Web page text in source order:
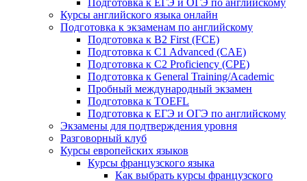
Курсы английского языка онлайн
Подготовка к экзаменам по английскому
Подготовка к B2 First (FCE)
Подготовка к C1 Advanced (CAE)
Подготовка к C2 Proficiency (CPE)
Подготовка к General Training/Academic
Пробный международный экзамен
Подготовка к TOEFL
Подготовка к ЕГЭ и ОГЭ по английскому
Экзамены для подтверждения уровня
Разговорный клуб
Курсы европейских языков
Курсы французского языка
Как выбрать курсы французского